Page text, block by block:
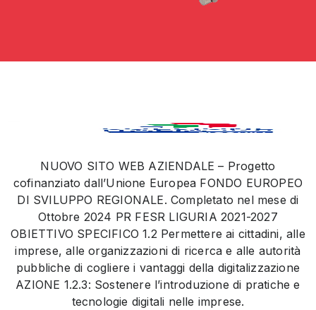
NUOVO SITO WEB AZIENDALE – Progetto
cofinanziato dall’Unione Europea FONDO EUROPEO
DI SVILUPPO REGIONALE. Completato nel mese di
Ottobre 2024 PR FESR LIGURIA 2021-2027
OBIETTIVO SPECIFICO 1.2 Permettere ai cittadini, alle
imprese, alle organizzazioni di ricerca e alle autorità
pubbliche di cogliere i vantaggi della digitalizzazione
AZIONE 1.2.3: Sostenere l’introduzione di pratiche e
tecnologie digitali nelle imprese.